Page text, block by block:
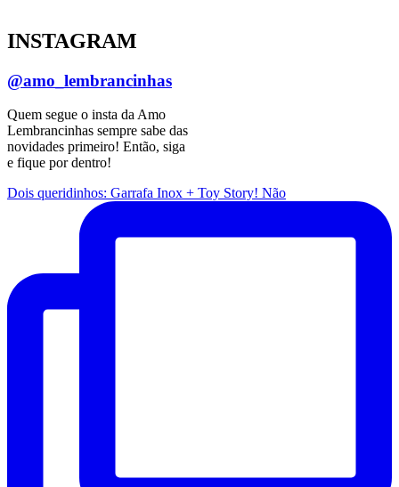
INSTAGRAM
@amo_lembrancinhas
Quem segue o insta da Amo
Lembrancinhas sempre sabe das
novidades primeiro! Então, siga
e fique por dentro!
Dois queridinhos: Garrafa Inox + Toy Story! Não